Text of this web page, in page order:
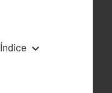
Índice